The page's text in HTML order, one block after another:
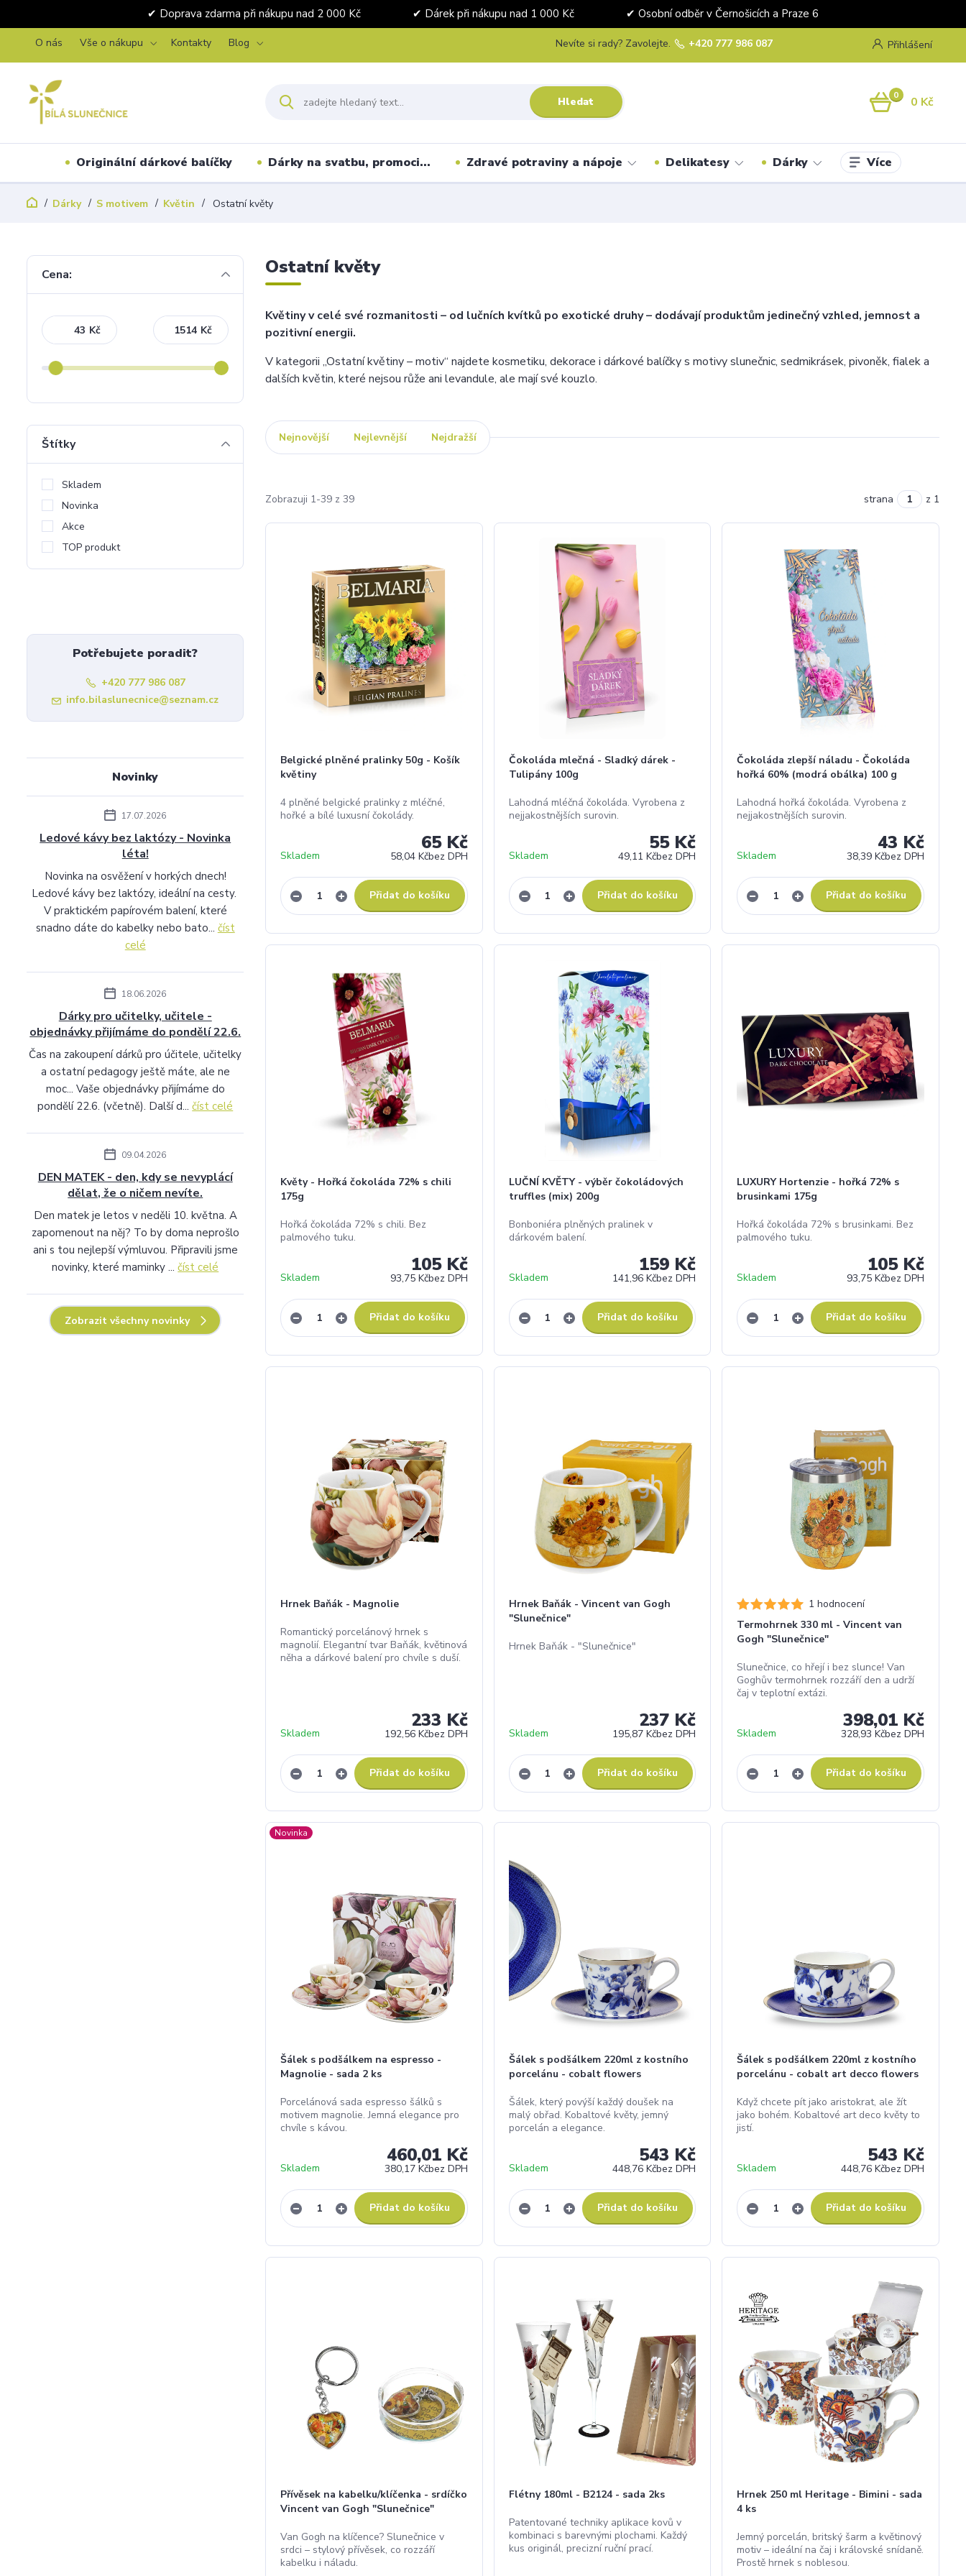
✔ Doprava zdarma při nákupu nad 2 000 Kč ✔ Dárek při nákupu nad 1 000 Kč ✔ Osobní odběr v Černošicích a Praze 6
O nás Vše o nákupu Kontakty Blog Přihlášení
Hledat
Nevíte si rady? Zavolejte. +420 777 986 087
0 0 Kč
Originální dárkové balíčky Dárky na svatbu, promoci... Zdravé potraviny a nápoje Delikatesy Dárky Více
Dárky S motivem Květin Ostatní květy
Ostatní květy
Květiny v celé své rozmanitosti – od lučních kvítků po exotické druhy – dodávají produktům jedinečný vzhled, jemnost a
pozitivní energii.
V kategorii „Ostatní květiny – motiv“ najdete kosmetiku, dekorace i dárkové balíčky s motivy slunečnic, sedmikrásek, pivoněk, fialek a
dalších květin, které nejsou růže ani levandule, ale mají své kouzlo.
Nejnovější Nejlevnější Nejdražší
Zobrazuji 1-39 z 39 strana z 1
Belgické plněné pralinky 50g - Košík
květiny
4 plněné belgické pralinky z mléčné,
hořké a bílé luxusní čokolády.
65 Kč
58,04 Kčbez DPH
Skladem
Přidat do košíku
Čokoláda mlečná - Sladký dárek -
Tulipány 100g
Lahodná mléčná čokoláda. Vyrobena z
nejjakostnějších surovin.
55 Kč
49,11 Kčbez DPH
Skladem
Přidat do košíku
Čokoláda zlepší náladu - Čokoláda
hořká 60% (modrá obálka) 100 g
Lahodná hořká čokoláda. Vyrobena z
nejjakostnějších surovin.
43 Kč
38,39 Kčbez DPH
Skladem
Přidat do košíku
Květy - Hořká čokoláda 72% s chili
175g
Hořká čokoláda 72% s chili. Bez
palmového tuku.
105 Kč
93,75 Kčbez DPH
Skladem
Přidat do košíku
LUČNÍ KVĚTY - výběr čokoládových
truffles (mix) 200g
Bonboniéra plněných pralinek v
dárkovém balení.
159 Kč
141,96 Kčbez DPH
Skladem
Přidat do košíku
LUXURY Hortenzie - hořká 72% s
brusinkami 175g
Hořká čokoláda 72% s brusinkami. Bez
palmového tuku.
105 Kč
93,75 Kčbez DPH
Skladem
Přidat do košíku
Hrnek Baňák - Magnolie
Romantický porcelánový hrnek s
magnolií. Elegantní tvar Baňák, květinová
něha a dárkové balení pro chvíle s duší.
233 Kč
192,56 Kčbez DPH
Skladem
Přidat do košíku
Hrnek Baňák - Vincent van Gogh
"Slunečnice"
Hrnek Baňák - "Slunečnice"
237 Kč
195,87 Kčbez DPH
Skladem
Přidat do košíku
1 hodnocení
Termohrnek 330 ml - Vincent van
Gogh "Slunečnice"
Slunečnice, co hřejí i bez slunce! Van
Goghův termohrnek rozzáří den a udrží
čaj v teplotní extázi.
398,01 Kč
328,93 Kčbez DPH
Skladem
Přidat do košíku
Novinka
Šálek s podšálkem na espresso -
Magnolie - sada 2 ks
Porcelánová sada espresso šálků s
motivem magnolie. Jemná elegance pro
chvíle s kávou.
460,01 Kč
380,17 Kčbez DPH
Skladem
Přidat do košíku
Šálek s podšálkem 220ml z kostního
porcelánu - cobalt flowers
Šálek, který povýší každý doušek na
malý obřad. Kobaltové květy, jemný
porcelán a elegance.
543 Kč
448,76 Kčbez DPH
Skladem
Přidat do košíku
Šálek s podšálkem 220ml z kostního
porcelánu - cobalt art decco flowers
Když chcete pít jako aristokrat, ale žít
jako bohém. Kobaltové art deco květy to
jistí.
543 Kč
448,76 Kčbez DPH
Skladem
Přidat do košíku
Přívěsek na kabelku/klíčenka - srdíčko
Vincent van Gogh "Slunečnice"
Van Gogh na klíčence? Slunečnice v
srdci – stylový přívěsek, co rozzáří
kabelku i náladu.
Flétny 180ml - B2124 - sada 2ks
Patentované techniky aplikace kovů v
kombinaci s barevnými plochami. Každý
kus originál, precizní ruční prací.
Hrnek 250 ml Heritage - Bimini - sada
4 ks
Jemný porcelán, britský šarm a květinový
motiv – ideální na čaj i královské snídaně.
Prostě hrnek s noblesou.
Cena:
Kč Kč
Štítky
Skladem
Novinka
Akce
TOP produkt
Potřebujete poradit?
+420 777 986 087
info.bilaslunecnice@seznam.cz
Novinky
17.07.2026
Ledové kávy bez laktózy - Novinka
léta!
Novinka na osvěžení v horkých dnech!
Ledové kávy bez laktózy, ideální na cesty.
V praktickém papírovém balení, které
snadno dáte do kabelky nebo bato... číst
celé
18.06.2026
Dárky pro učitelky, učitele -
objednávky přijímáme do pondělí 22.6.
Čas na zakoupení dárků pro účitele, učitelky
a ostatní pedagogy ještě máte, ale ne
moc... Vaše objednávky přijímáme do
pondělí 22.6. (včetně). Další d...číst celé
09.04.2026
DEN MATEK - den, kdy se nevyplácí
dělat, že o ničem nevíte.
Den matek je letos v neděli 10. května. A
zapomenout na něj? To by doma neprošlo
ani s tou nejlepší výmluvou. Připravili jsme
novinky, které maminky ...číst celé
Zobrazit všechny novinky